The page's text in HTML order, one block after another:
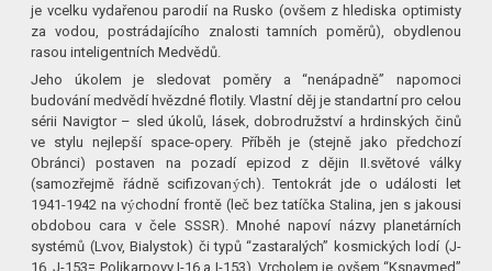
je vcelku vydařenou parodií na Rusko (ovšem z hlediska optimisty
za vodou, postrádajícího znalosti tamních poměrů), obydlenou
rasou inteligentních Medvědů.
Jeho úkolem je sledovat poměry a “nenápadně” napomoci
budování medvědí hvězdné flotily. Vlastní děj je standartní pro celou
sérii Navigtor – sled úkolů, lásek, dobrodružství a hrdinských činů
ve stylu nejlepší space-opery. Příběh je (stejně jako předchozí
Obránci) postaven na pozadí epizod z dějin II.světové války
(samozřejmě řádně scifizovaných). Tentokrát jde o události let
1941-1942 na východní frontě (leč bez tatíčka Stalina, jen s jakousi
obdobou cara v čele SSSR). Mnohé napoví názvy planetárních
systémů (Lvov, Bialystok) či typů “zastaralých” kosmických lodí (J-
16, J-153= Polikarpovy I-16 a I-153). Vrcholem je ovšem “Ksnaymed”